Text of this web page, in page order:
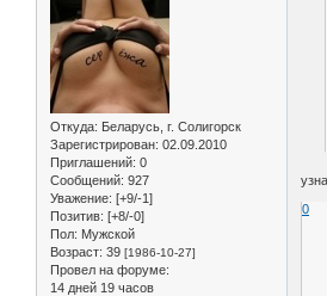
Откуда: Беларусь, г. Солигорск
Зарегистрирован: 02.09.2010
Приглашений: 0
Сообщений: 927
Уважение: [+9/-1]
Позитив: [+8/-0]
Пол: Мужской
Возраст: 39 [1986-10-27]
Провел на форуме:
14 дней 19 часов
0